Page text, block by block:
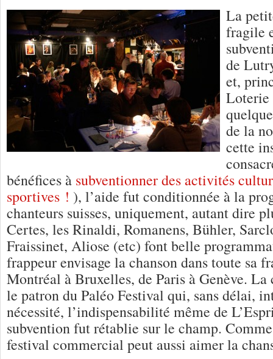
La
fragile
de
et,
Loterie
de la
cette
bénéfices à subventionner des activités
sportives ! ), l’aide fut conditionnée à la
chanteurs suisses, uniquement, autant dire
Certes, les Rinaldi, Romanens, Bühler,
Fraissinet, Aliose (etc) font belle
frappeur envisage la chanson dans toute sa
Montréal à Bruxelles, de Paris à Genève. La
le patron du Paléo Festival qui, sans délai,
nécessité, l’indispensabilité même de
subvention fut rétablie sur le champ.
festival commercial peut aussi aimer la